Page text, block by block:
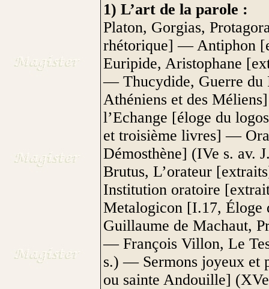
1) L’art de la parole :
Platon, Gorgias,
rhétorique] — Antiphon
Euripide, Aristophane
— Thucydide, Guerre du
Athéniens et des
l’Echange [éloge du
et troisième livres] —
Démosthène] (IVe s. av.
Brutus, L’orateur
Institution oratoire
Metalogicon [I.17,
Guillaume de Machaut,
— François Villon, Le
s.) — Sermons joyeux et
ou sainte Andouille]